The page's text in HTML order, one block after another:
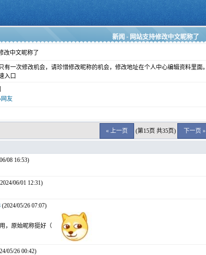
新闻 - 网站支持修改中文昵称了
改中文昵称了
有一次修改机会，请珍惜修改昵称的机会，修改地址在个人中心编辑资料里面。
入口
友
« 上一页 (第15页 共35页) 下一页 »
08 16:53)
06/01 12:31)
(2024/05/26 07:07)
，原始昵称挺好（
05/26 00:42)